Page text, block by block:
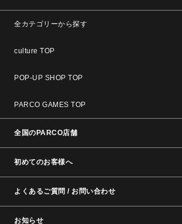
全カテゴリーから探す
culture TOP
POP-UP SHOP TOP
PARCO GAMES TOP
全国のPARCO店舗
初めてのお客様へ
よくあるご質問 / お問い合わせ
お知らせ